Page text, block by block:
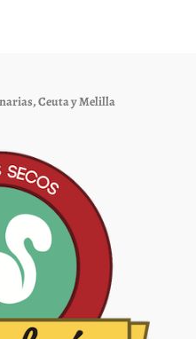
Ceuta y Melilla